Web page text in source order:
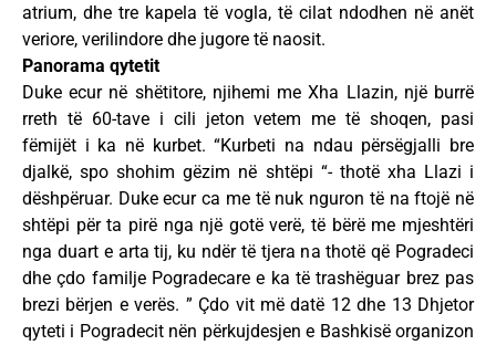
atrium, dhe tre kapela të vogla, të cilat ndodhen në anët
veriore, verilindore dhe jugore të naosit.
Panorama qytetit
Duke ecur në shëtitore, njihemi me Xha Llazin, një burrë
rreth të 60-tave i cili jeton vetem me të shoqen, pasi
fëmijët i ka në kurbet. “Kurbeti na ndau përsëgjalli bre
djalkë, spo shohim gëzim në shtëpi “- thotë xha Llazi i
dëshpëruar. Duke ecur ca me të nuk nguron të na ftojë në
shtëpi për ta pirë nga një gotë verë, të bërë me mjeshtëri
nga duart e arta tij, ku ndër të tjera na thotë që Pogradeci
dhe çdo familje Pogradecare e ka të trashëguar brez pas
brezi bërjen e verës. ” Çdo vit më datë 12 dhe 13 Dhjetor
qyteti i Pogradecit nën përkujdesjen e Bashkisë organizon